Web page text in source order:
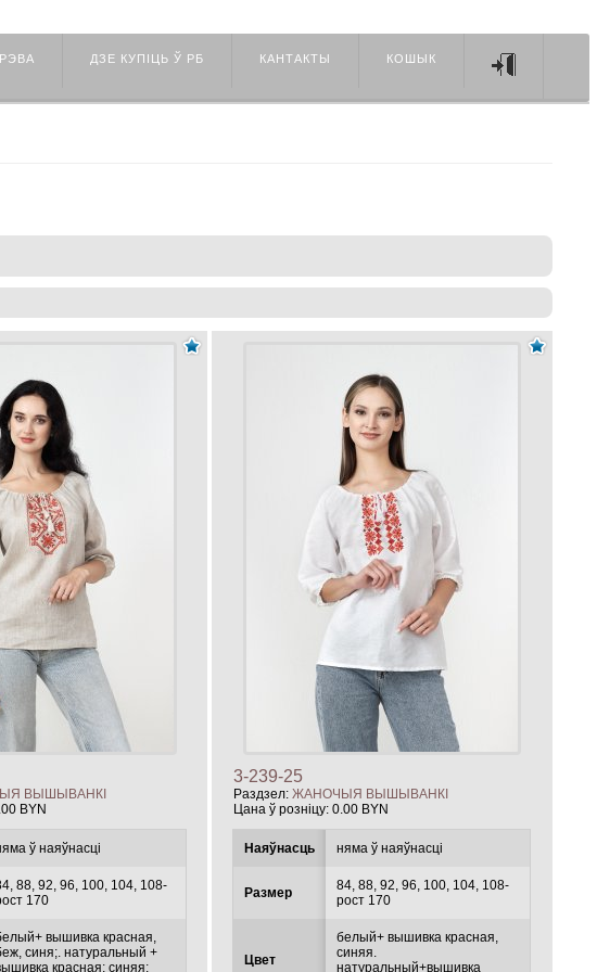
ДЗЕ КУПIЦЬ Ў РБ КАНТАКТЫ КОШЫК
ВЫШЫВАНКІ
BYN
ў наяўнасці
88, 92, 96, 100, 104, 108-
170
вышивка красная,
синя;. натуральный +
красная; синяя;
3-239-25
Раздзел:ЖАНОЧЫЯ ВЫШЫВАНКІ
Цана ў розніцу:0.00 BYN
Наяўнасць няма ў наяўнасці
Размер
84, 88, 92, 96, 100, 104, 108-
рост 170
Цвет
белый+ вышивка красная,
синяя.
натуральный+вышивка